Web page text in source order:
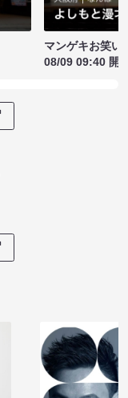
マンゲキお笑い
08/09 09:40 開